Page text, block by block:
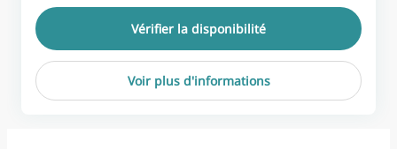
Vérifier la disponibilité
Voir plus d'informations